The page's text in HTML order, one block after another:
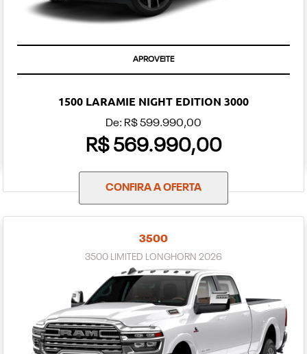
APROVEITE
1500 LARAMIE NIGHT EDITION 3000
De: R$ 599.990,00
R$ 569.990,00
CONFIRA A OFERTA
3500
3500 LIMITED LONGHORN 2026